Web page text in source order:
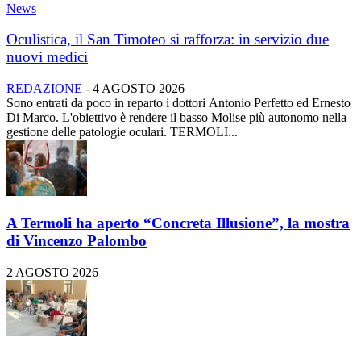
News
Oculistica, il San Timoteo si rafforza: in servizio due
nuovi medici
REDAZIONE - 4 AGOSTO 2026
Sono entrati da poco in reparto i dottori Antonio Perfetto ed Ernesto
Di Marco. L'obiettivo è rendere il basso Molise più autonomo nella
gestione delle patologie oculari. TERMOLI...
A Termoli ha aperto “Concreta Illusione”, la mostra
di Vincenzo Palombo
2 AGOSTO 2026